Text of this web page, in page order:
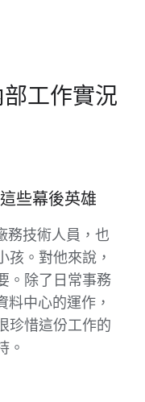
部​工作​實況
些​幕後​英雄
務​技術​人員，​也​
孩。​對​他​來​說，​
。​除了​日常​事務​
中心​的​運作，​
珍惜​這​份​工作​的​
。